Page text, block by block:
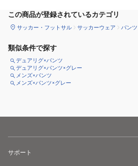
この商品が登録されているカテゴリ
サッカー・フットサル サッカーウェア パンツ
類似条件で探す
デュアリグ×パンツ
デュアリグ×パンツ×グレー
メンズ×パンツ
メンズ×パンツ×グレー
サポート